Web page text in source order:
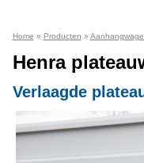
Home » Producten »
Henra
Verlaagde